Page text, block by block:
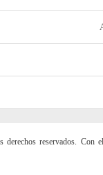
reservados. Con